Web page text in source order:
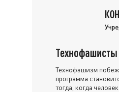
Технофашисты
Технофашизм
программа
тогда, когда